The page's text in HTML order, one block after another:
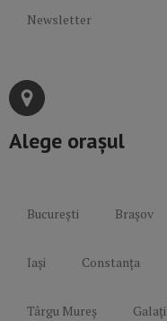
Newsletter
Alege orașul
București Brașov
Iași Constanța
Târgu Mureș Galați